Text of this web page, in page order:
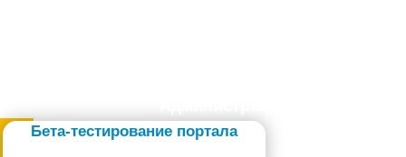
Бета-тестирование портала